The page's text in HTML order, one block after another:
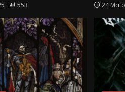
553 24